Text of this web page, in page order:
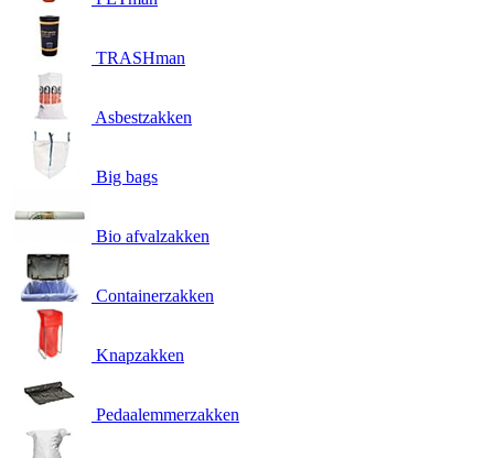
TRASHman
Asbestzakken
Big bags
Bio afvalzakken
Containerzakken
Knapzakken
Pedaalemmerzakken